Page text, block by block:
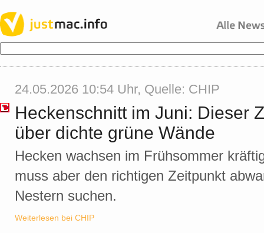
24.05.2026 10:54 Uhr, Quelle: CHIP
Heckenschnitt im Juni: Dieser
über dichte grüne Wände
Hecken wachsen im Frühsommer
muss aber den richtigen Zeitpunkt
Nestern suchen.
Weiterlesen bei CHIP